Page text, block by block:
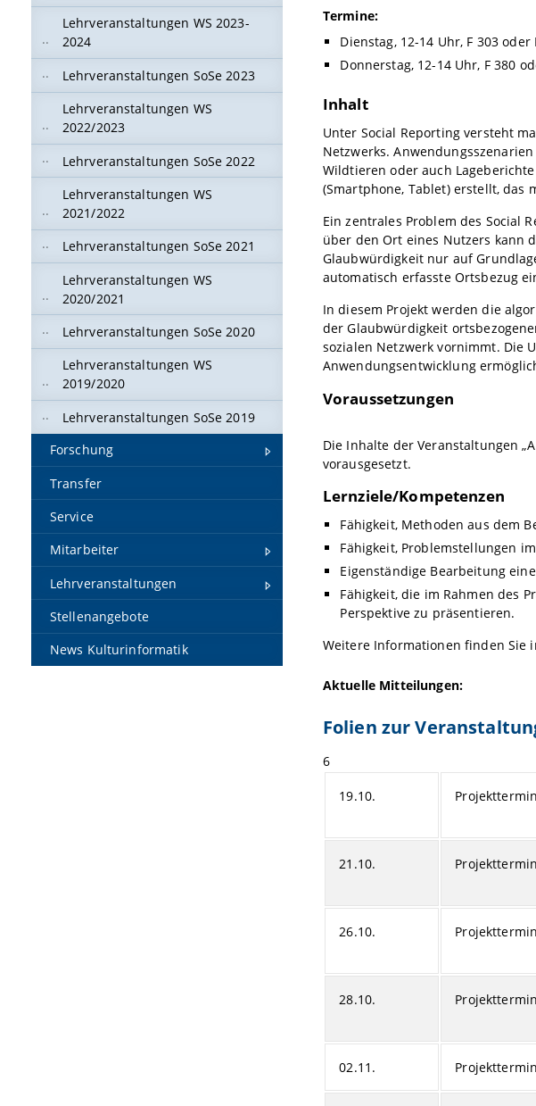
Lehrveranstaltungen WS 2023-
2024
Lehrveranstaltungen SoSe 2023
Lehrveranstaltungen WS
2022/2023
Lehrveranstaltungen SoSe 2022
Lehrveranstaltungen WS
2021/2022
Lehrveranstaltungen SoSe 2021
Lehrveranstaltungen WS
2020/2021
Lehrveranstaltungen SoSe 2020
Lehrveranstaltungen WS
2019/2020
Lehrveranstaltungen SoSe 2019
Forschung
Transfer
Service
Mitarbeiter
Lehrveranstaltungen
Stellenangebote
News Kulturinformatik
Termine:
Dienstag, 12-14 Uhr, F 303 oder
Donnerstag, 12-14 Uhr, F 380
Inhalt
Unter Social Reporting versteht
Netzwerks.
Wildtieren oder auch
(Smartphone, Tablet) erstellt, das
Ein zentrales Problem des Social
über den Ort eines Nutzers kann
Glaubwürdigkeit nur auf
automatisch erfasste Ortsbezug
In diesem Projekt werden die
der Glaubwürdigkeit
sozialen Netzwerk vornimmt. Die
Anwendungsentwicklung
Voraussetzungen
Die Inhalte der Veranstaltungen
vorausgesetzt.
Lernziele/Kompetenzen
Fähigkeit, Methoden aus dem
Fähigkeit, Problemstellungen
Eigenständige Bearbeitung
Fähigkeit, die im Rahmen des
Perspektive zu präsentieren.
Weitere Informationen finden Sie
Aktuelle Mitteilungen:
Folien zur
6
19.10.
21.10.
26.10.
28.10.
02.11.